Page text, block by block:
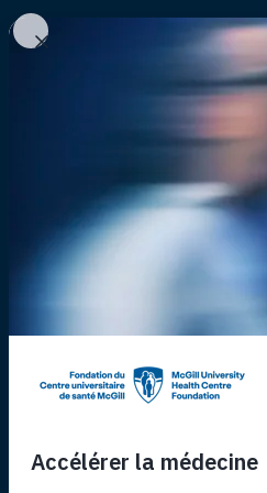
Aller au contenu principal
Nos projets Nos
Retour aux projets
Respiratoire